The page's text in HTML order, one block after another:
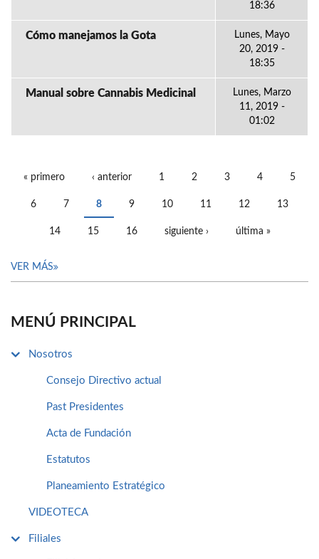
18:36
Cómo manejamos la Gota
Lunes, Mayo
20, 2019 -
18:35
Manual sobre Cannabis Medicinal
Lunes, Marzo
11, 2019 -
01:02
« primero ‹ anterior 1 2 3 4 5
6 7 8 9 10 11 12 13
14 15 16 siguiente › última »
VER MÁS
MENÚ PRINCIPAL
Nosotros
Consejo Directivo actual
Past Presidentes
Acta de Fundación
Estatutos
Planeamiento Estratégico
VIDEOTECA
Filiales